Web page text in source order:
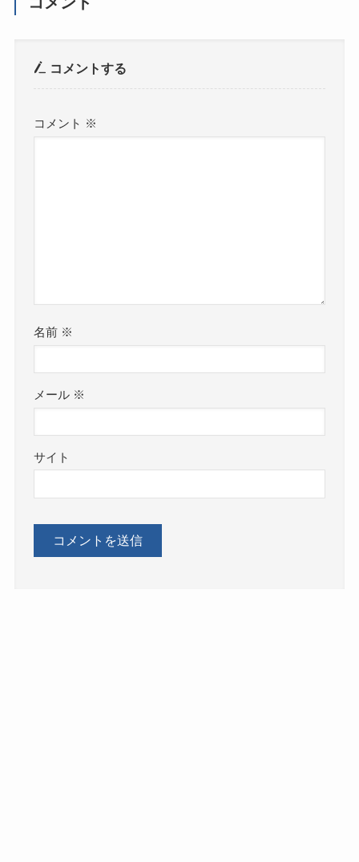
コメントする
コメント ※
名前 ※
メール ※
サイト